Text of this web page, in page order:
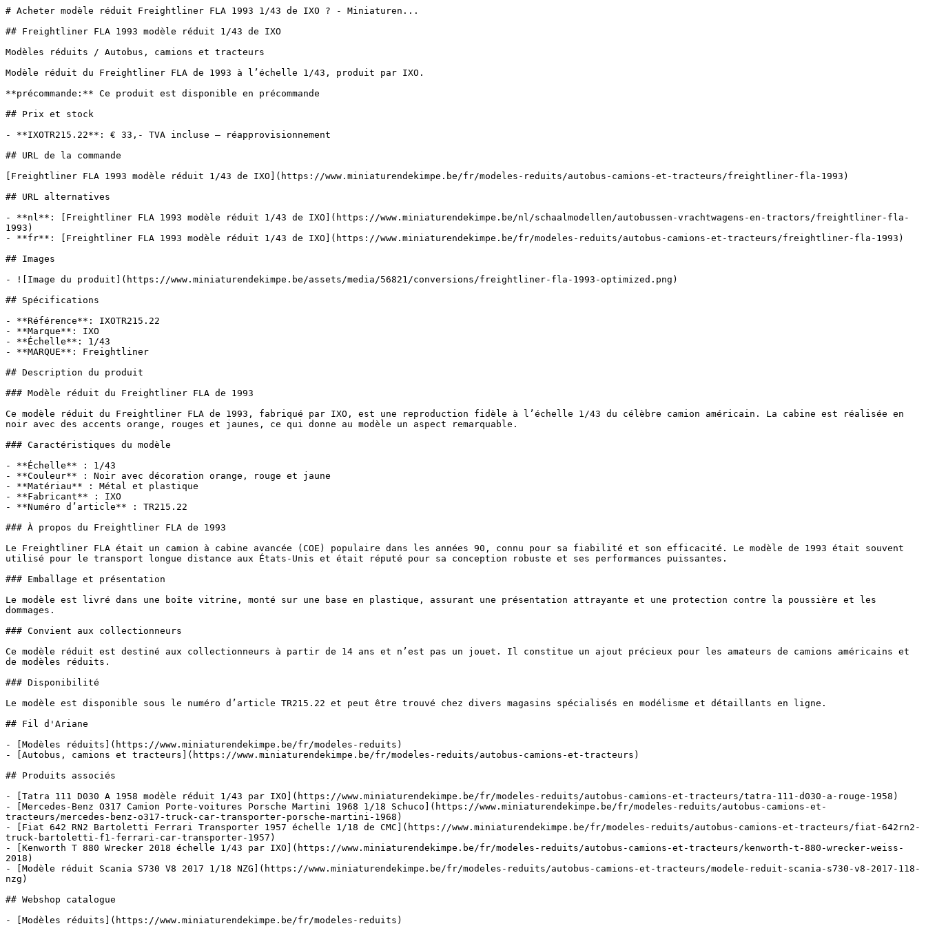
# Acheter modèle réduit Freightliner FLA 1993 1/43 de IXO ? - Miniaturen...
## Freightliner FLA 1993 modèle réduit 1/43 de IXO
Modèles réduits / Autobus, camions et tracteurs
Modèle réduit du Freightliner FLA de 1993 à l’échelle 1/43, produit par IXO.
**précommande:** Ce produit est disponible en précommande
## Prix et stock
- **IXOTR215.22**: € 33,- TVA incluse — réapprovisionnement
## URL de la commande
[Freightliner FLA 1993 modèle réduit 1/43 de IXO](https://www.miniaturendekimpe.be/fr/modeles-reduits/autobus-camions-et-tracteurs/freightliner-fla-1993)
## URL alternatives
- **nl**: [Freightliner FLA 1993 modèle réduit 1/43 de IXO](https://www.miniaturendekimpe.be/nl/schaalmodellen/autobussen-vrachtwagens-en-tractors/freightliner-fla-
1993)
- **fr**: [Freightliner FLA 1993 modèle réduit 1/43 de IXO](https://www.miniaturendekimpe.be/fr/modeles-reduits/autobus-camions-et-tracteurs/freightliner-fla-1993)
## Images
- ![Image du produit](https://www.miniaturendekimpe.be/assets/media/56821/conversions/freightliner-fla-1993-optimized.png)
## Spécifications
- **Référence**: IXOTR215.22
- **Marque**: IXO
- **Échelle**: 1/43
- **MARQUE**: Freightliner
## Description du produit
### Modèle réduit du Freightliner FLA de 1993
Ce modèle réduit du Freightliner FLA de 1993, fabriqué par IXO, est une reproduction fidèle à l’échelle 1/43 du célèbre camion américain. La cabine est réalisée en
noir avec des accents orange, rouges et jaunes, ce qui donne au modèle un aspect remarquable.
### Caractéristiques du modèle
- **Échelle** : 1/43
- **Couleur** : Noir avec décoration orange, rouge et jaune
- **Matériau** : Métal et plastique
- **Fabricant** : IXO
- **Numéro d’article** : TR215.22
### À propos du Freightliner FLA de 1993
Le Freightliner FLA était un camion à cabine avancée (COE) populaire dans les années 90, connu pour sa fiabilité et son efficacité. Le modèle de 1993 était souvent
utilisé pour le transport longue distance aux États-Unis et était réputé pour sa conception robuste et ses performances puissantes.
### Emballage et présentation
Le modèle est livré dans une boîte vitrine, monté sur une base en plastique, assurant une présentation attrayante et une protection contre la poussière et les
dommages.
### Convient aux collectionneurs
Ce modèle réduit est destiné aux collectionneurs à partir de 14 ans et n’est pas un jouet. Il constitue un ajout précieux pour les amateurs de camions américains et
de modèles réduits.
### Disponibilité
Le modèle est disponible sous le numéro d’article TR215.22 et peut être trouvé chez divers magasins spécialisés en modélisme et détaillants en ligne.
## Fil d'Ariane
- [Modèles réduits](https://www.miniaturendekimpe.be/fr/modeles-reduits)
- [Autobus, camions et tracteurs](https://www.miniaturendekimpe.be/fr/modeles-reduits/autobus-camions-et-tracteurs)
## Produits associés
- [Tatra 111 D030 A 1958 modèle réduit 1/43 par IXO](https://www.miniaturendekimpe.be/fr/modeles-reduits/autobus-camions-et-tracteurs/tatra-111-d030-a-rouge-1958)
- [Mercedes-Benz O317 Camion Porte-voitures Porsche Martini 1968 1/18 Schuco](https://www.miniaturendekimpe.be/fr/modeles-reduits/autobus-camions-et-
tracteurs/mercedes-benz-o317-truck-car-transporter-porsche-martini-1968)
- [Fiat 642 RN2 Bartoletti Ferrari Transporter 1957 échelle 1/18 de CMC](https://www.miniaturendekimpe.be/fr/modeles-reduits/autobus-camions-et-tracteurs/fiat-642rn2-
truck-bartoletti-f1-ferrari-car-transporter-1957)
- [Kenworth T 880 Wrecker 2018 échelle 1/43 par IXO](https://www.miniaturendekimpe.be/fr/modeles-reduits/autobus-camions-et-tracteurs/kenworth-t-880-wrecker-weiss-
2018)
- [Modèle réduit Scania S730 V8 2017 1/18 NZG](https://www.miniaturendekimpe.be/fr/modeles-reduits/autobus-camions-et-tracteurs/modele-reduit-scania-s730-v8-2017-118-
nzg)
## Webshop catalogue
- [Modèles réduits](https://www.miniaturendekimpe.be/fr/modeles-reduits)